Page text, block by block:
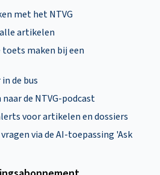
met het NTVG
artikelen
toets maken bij een
de bus
de NTVG-podcast
voor artikelen en dossiers
via de AI-toepassing 'Ask